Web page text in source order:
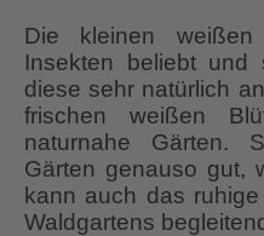
Die kleinen
Insekten beliebt und
diese sehr natürlich
frischen weißen
naturnahe Gärten.
Gärten genauso gut,
kann auch das
Waldgartens